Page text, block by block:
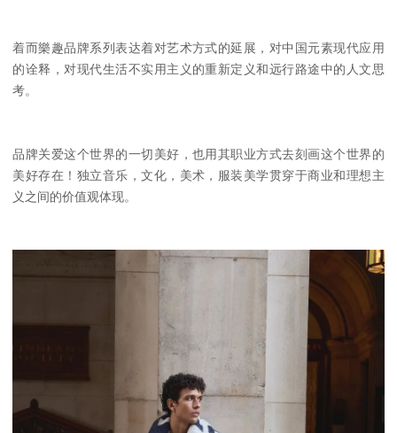
着而樂趣品牌系列表达着对艺术方式的延展，对中国元素现代应用
的诠释，对现代生活不实用主义的重新定义和远行路途中的人文思
考。
品牌关爱这个世界的一切美好，也用其职业方式去刻画这个世界的
美好存在！独立音乐，文化，美术，服装美学贯穿于商业和理想主
义之间的价值观体现。